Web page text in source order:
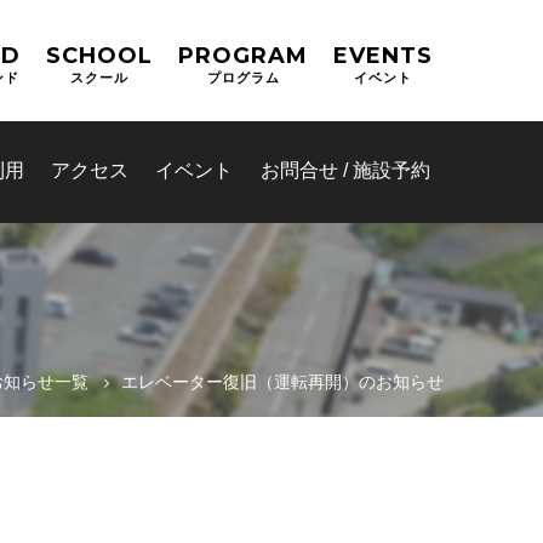
ド
SCHOOL
スクール
PROGRAM
プログラム
EVENTS
イベント
アクセス イベント お問合せ / 施設予約
知らせ一覧 エレベーター復旧（運転再開）のお知らせ